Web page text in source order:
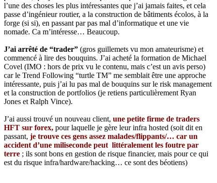
l’une des choses les plus intéressantes que j’ai jamais faites, et cela
passe d’ingénieur routier, a la construction de bâtiments écolos, à la
forge (si si), en passant par pas mal d’informatique et une vie
nomade. Ca m’intéresse… Beaucoup.
J’ai arrêté de “trader” (gros guillemets vu mon amateurisme) et
commencé à lire des bouquins. J’ai acheté la formation de Michael
Covel (IMO : hors de prix vu le contenu, mais c’est un avis perso)
car le Trend Following “turtle TM” me semblait être une approche
intéressante, puis j’ai lu pas mal de bouquins sur le risk management
et la construction de portfolios (je retiens particulièrement Ryan
Jones et Ralph Vince).
J’ai aussi trouvé un nouveau client, une petite firme de traders
HFT sur forex, pour laquelle je gère leur infra hosted (soit dit en
passant, je trouve ces gens assez malades/flippants/… car un
accident d’une miliseconde peut littéralement les foutre par
terre ; ils sont bons en gestion de risque financier, mais pour ce qui
est du risque infra/hardware/hacking… ce sont des béotiens)